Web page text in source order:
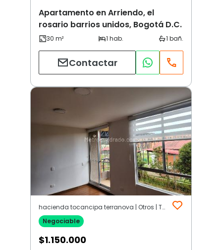
Apartamento en Arriendo, el
rosario barrios unidos, Bogotá D.C.
Contactar
hacienda tocancipa terranova | Otros | Tocancipá
Negociable
$1.150.000